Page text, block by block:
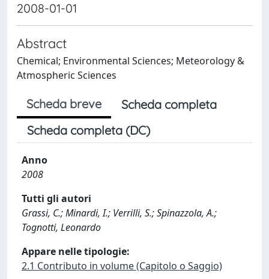
2008-01-01
Abstract
Chemical; Environmental Sciences; Meteorology &
Atmospheric Sciences
Scheda breve
Scheda completa
Scheda completa (DC)
Anno
2008
Tutti gli autori
Grassi, C.; Minardi, I.; Verrilli, S.; Spinazzola, A.;
Tognotti, Leonardo
Appare nelle tipologie:
2.1 Contributo in volume (Capitolo o Saggio)